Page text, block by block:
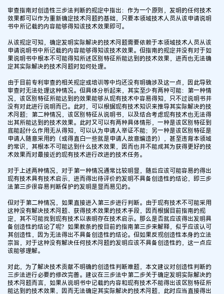
审查指南对创造性三步法判断的规定中指出：作为一个原则，发明的任何技术
效果都可以作为重新确定技术问题的基础，只要本领域技术人员从该申请说明
书中所记载的内容能够得知该技术效果即可。
从该规定可知，确定发明实际解决的技术问题需要依赖于本领域技术人员从该
申请说明书中所记载的内容能够得知该技术效果。但指南的规定并没有对于如
果说明书中根本不可能得知所述区别特征所能达到的技术效果，进而也无法确
定其实际解决的技术问题时如何处理。
由于目前专利审查的相关规定或培训等中均还没有明确涉及这一点，因此导致
审查时无法处理这种情况。但具体分析起来，其实至少有两种可能：第一种情
况，该区别特征所能达到的效果能够从现有技术中容易得知，只不过说明书并
没有对此进行说明而已。此时，可以根据现有技术知识来推导其实际解决的技
术问题；第二种情况，该区别特征从说明书，以及结合考虑现有技术也无法得
出其所能达到的技术效果。此时又可以有两种具体情形，一种是该区别特征到
底能起什么作用无从得知，可以认为申请人举证不能；另一种是该区别特征是
申请人随意采用的（或得直白一些就是申请人故意编造的），甚至违背本领域
的常识，其根本不可能达到什么技术效果，因而也并不能成其为获得更好的技
术效果而对最接近的现有技术进行改进的技术任务。
对于上述两种情况，对于第一种情况通常比较明显，随后应该可能容易的得出
现有技术具有技术启示，进而得出待评价的发明不具备创造性的结论，即三步
法第三步很容易判断保护的发明是显而易见的。
但对于第二种情况，如果直接进入第三步进行判断。由于现有技术不可能采用
这种没有解决技术问题、获得技术效果的技术手段，因而根据目前指南的规
定，其不可能找到现有技术以表明存在技术启示。那么是否就应该得出发明具
备创造性的结论了呢？如果教条的按目前的指南第三步来解释，似乎应该认可
其创造性，因为无法得出不具备创造性的结论。但如果反观创造性本身的立法
宗旨，对于这种没有解决任何技术问题的发明应该不具备创造性的，这一点应
该能够理解。
对此，为了解决技术贡献不明确的创造性判断难题，本文建议对创造性判断的
三步法进行必要的修改完善。建议在三步法中第二步关于确定发明实际解决的
技术问题而言，如果从说明书中记载的内容和现有技术不能得出该区别特征所
能达到的技术效果，因而无法确定其实际解决的技术问题，此时应当直接得出